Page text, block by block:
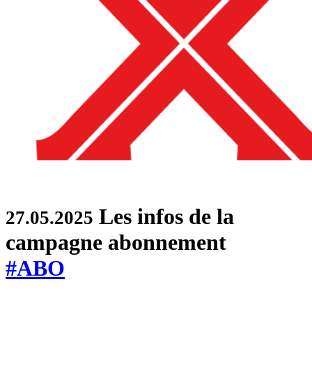
27.05.2025 Les infos de la
campagne abonnement
#ABO